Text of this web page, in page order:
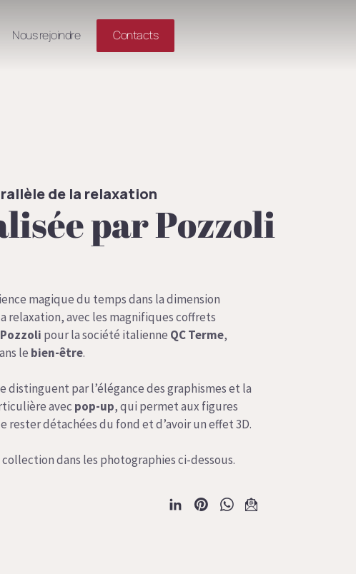
Nous rejoindre Contacts
de la relaxation
par Pozzoli
magique du temps dans la dimension
relaxation, avec les magnifiques coffrets
Pozzoli pour la société italienne QCTerme,
le bien-être.
distinguent par l’élégance des graphismes et la
avec pop-up, qui permet aux figures
rester détachées du fond et d’avoir un effet 3D.
dans les photographies ci-dessous.